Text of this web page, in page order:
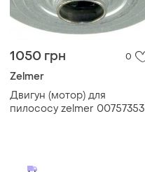
1050 грн 0
Zelmer
Двигун (мотор) для
пилососу zelmer 00757353